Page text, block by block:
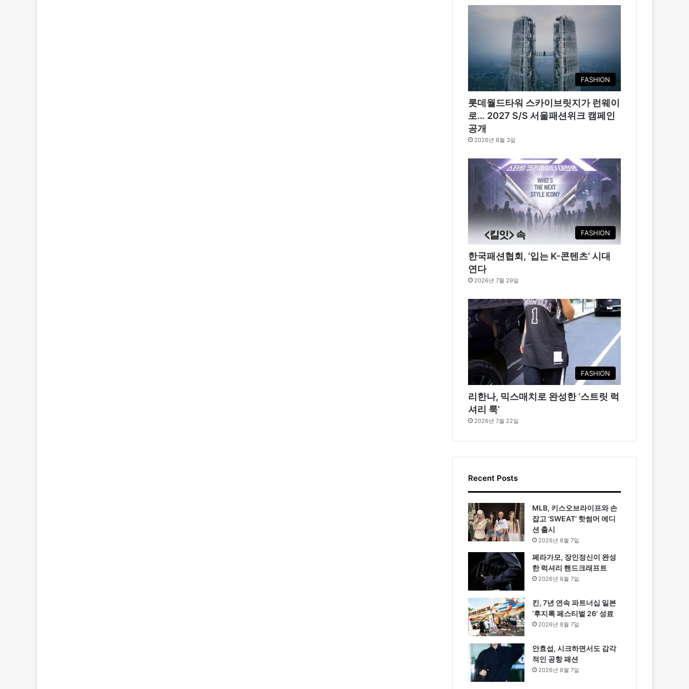
FASHION
롯데월드타워 스카이브릿지가 런웨이
로… 2027 S/S 서울패션위크 캠페인
공개
2026년 8월 3일
FASHION
한국패션협회, ‘입는 K-콘텐츠’ 시대
연다
2026년 7월 29일
FASHION
리한나, 믹스매치로 완성한 ‘스트릿 럭
셔리 룩’
2026년 7월 22일
Recent Posts
MLB, 키스오브라이프와 손
잡고 ‘SWEAT’ 핫썸머 에디
션 출시
2026년 8월 7일
페라가모, 장인정신이 완성
한 럭셔리 핸드크래프트
2026년 8월 7일
킨, 7년 연속 파트너십 일본
‘후지록 페스티벌 26’ 성료
2026년 8월 7일
안효섭, 시크하면서도 감각
적인 공항 패션
2026년 8월 7일